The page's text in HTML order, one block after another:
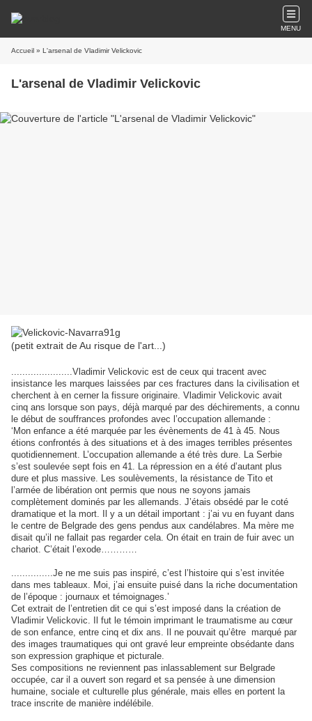
MENU
Accueil » L'arsenal de Vladimir Velickovic
L'arsenal de Vladimir Velickovic
(petit extrait de Au risque de l'art...)
......................Vladimir Velickovic est de ceux qui tracent avec
insistance les marques laissées par ces fractures dans la civilisation et
cherchent à en cerner la fissure originaire. Vladimir Velickovic avait
cinq ans lorsque son pays, déjà marqué par des déchirements, a connu
le début de souffrances profondes avec l’occupation allemande :
‘Mon enfance a été marquée par les évènements de 41 à 45. Nous
étions confrontés à des situations et à des images terribles présentes
quotidiennement. L’occupation allemande a été très dure. La Serbie
s’est soulevée sept fois en 41. La répression en a été d’autant plus
dure et plus massive. Les soulèvements, la résistance de Tito et
l’armée de libération ont permis que nous ne soyons jamais
complètement dominés par les allemands. J’étais obsédé par le coté
dramatique et la mort. Il y a un détail important : j’ai vu en fuyant dans
le centre de Belgrade des gens pendus aux candélabres. Ma mère me
disait qu’il ne fallait pas regarder cela. On était en train de fuir avec un
chariot. C’était l’exode…………
...............Je ne me suis pas inspiré, c’est l’histoire qui s’est invitée
dans mes tableaux. Moi, j’ai ensuite puisé dans la riche documentation
de l’époque : journaux et témoignages.’
Cet extrait de l’entretien dit ce qui s’est imposé dans la création de
Vladimir Velickovic. Il fut le témoin imprimant le traumatisme au cœur
de son enfance, entre cinq et dix ans. Il ne pouvait qu’être marqué par
des images traumatiques qui ont gravé leur empreinte obsédante dans
son expression graphique et picturale.
Ses compositions ne reviennent pas inlassablement sur Belgrade
occupée, car il a ouvert son regard et sa pensée à une dimension
humaine, sociale et culturelle plus générale, mais elles en portent la
trace inscrite de manière indélébile.